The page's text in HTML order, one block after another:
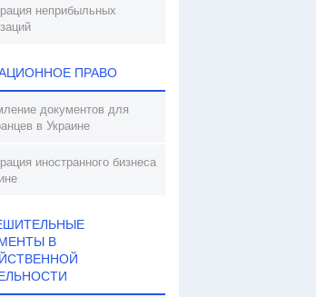
неприбыльных
ПРАВО
документов для
в Украине
иностранного бизнеса
В